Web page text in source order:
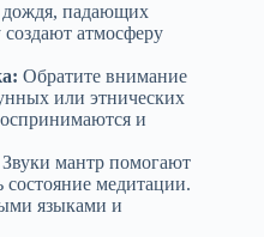
дождя, падающих
атмосферу
Обратите внимание
или этнических
и
Звуки мантр помогают
состояние медитации.
языками и